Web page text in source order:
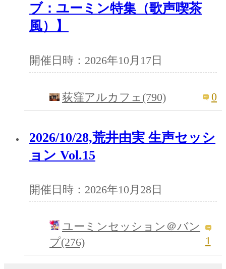
ブ：ユーミン特集（歌声喫茶
風）】
開催日時：2026年10月17日
荻窪アルカフェ(790) 0
2026/10/28,荒井由実 生声セッシ
ョン Vol.15
開催日時：2026年10月28日
ユーミンセッション＠バン
プ(276)
1